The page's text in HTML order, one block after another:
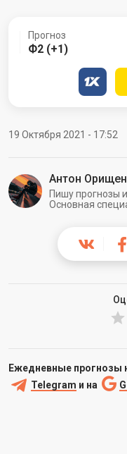
Прогноз
Ф2 (+1)
19 Октября 2021 - 17:52
Антон
Пишу прогнозы и
Основная
Ежедневные прогнозы
Telegram и на